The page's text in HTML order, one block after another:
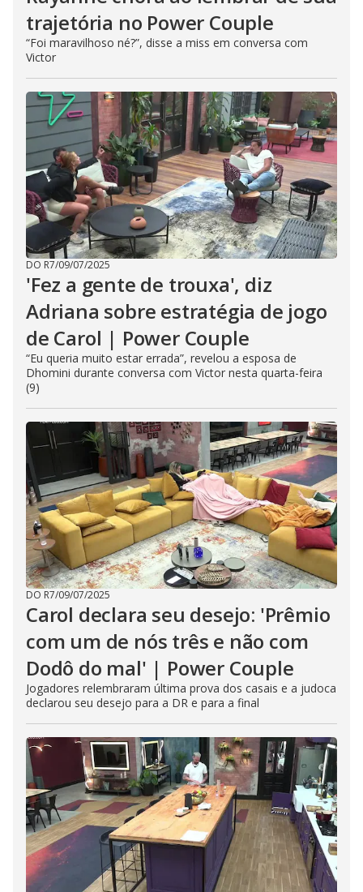
trajetória no Power Couple
“Foi maravilhoso né?”, disse a miss em conversa com
Victor
DO R7/09/07/2025
'Fez a gente de trouxa', diz
Adriana sobre estratégia de jogo
de Carol | Power Couple
“Eu queria muito estar errada”, revelou a esposa de
Dhomini durante conversa com Victor nesta quarta-feira
(9)
DO R7/09/07/2025
Carol declara seu desejo: 'Prêmio
com um de nós três e não com
Dodô do mal' | Power Couple
Jogadores relembraram última prova dos casais e a judoca
declarou seu desejo para a DR e para a final